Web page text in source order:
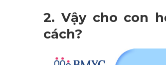
2. Vậy cho con
cách?